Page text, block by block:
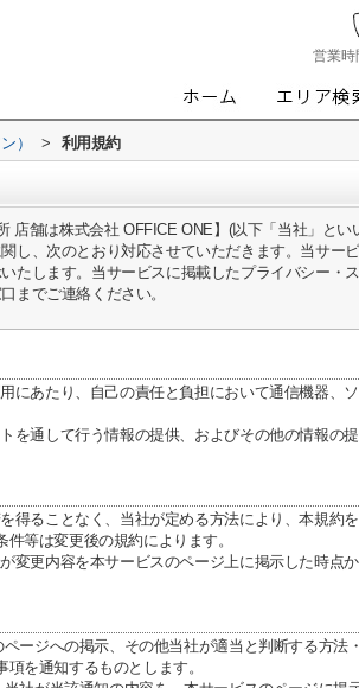
営業時
） > 利用規約
店舗は株式会社 OFFICE ONE】(以下「当社」と
し、次のとおり対応させていただきます。当サー
たします。当サービスに掲載したプライバシー・
までご連絡ください。
用にあたり、自己の責任と負担において通信機器、
を通して行う情報の提供、およびその他の情報の
を得ることなく、当社が定める方法により、本規約
件等は変更後の規約によります。
変更内容を本サービスのページ上に掲示した時点
ページへの掲示、その他当社が適当と判断する方法
を通知するものとします。